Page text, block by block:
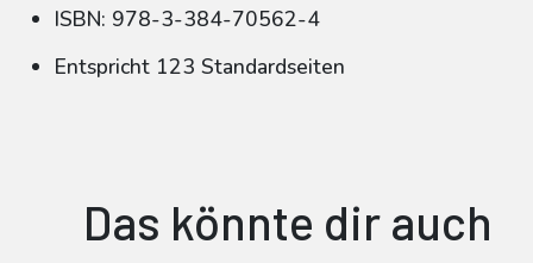
ISBN: 978-3-384-70562-4
Entspricht 123 Standardseiten
Das könnte dir auch